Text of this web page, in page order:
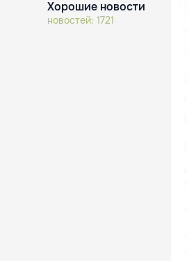
Хорошие новости
новостей: 1721